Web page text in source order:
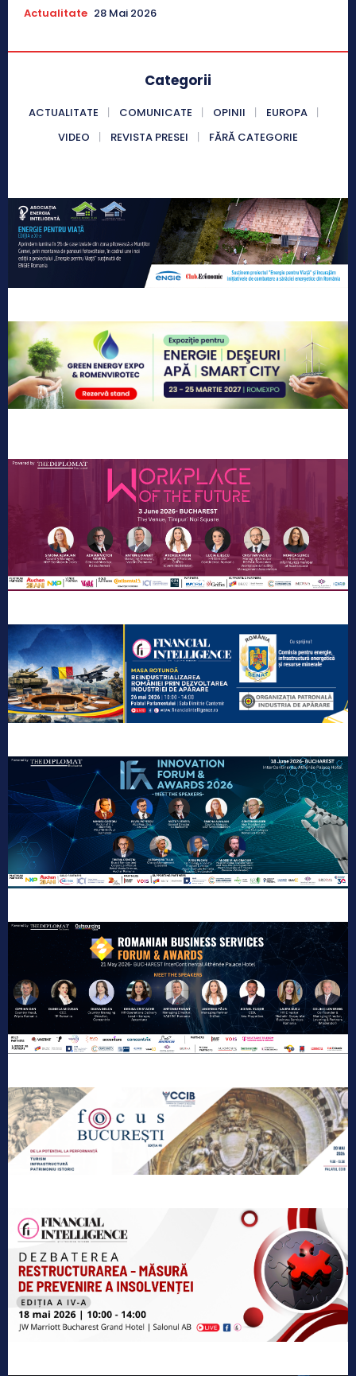
Actualitate 28 Mai 2026
Categorii
ACTUALITATE COMUNICATE OPINII
EUROPA
VIDEO
REVISTA PRESEI FĂRĂ CATEGORIE